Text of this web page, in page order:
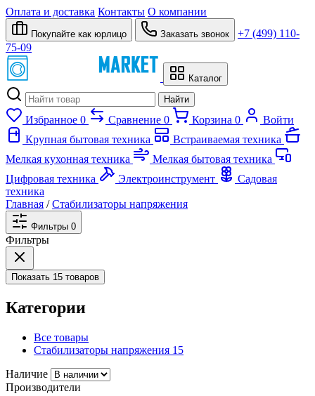
Оплата и доставка Контакты О компании
Покупайте как юрлицо Заказать звонок
+7 (499) 110-
75-09
Каталог
Найти
Избранное 0 Сравнение 0 Корзина 0
Войти
Крупная бытовая техника
Встраиваемая техника
Мелкая кухонная техника
Мелкая бытовая техника
Цифровая техника
Электроинструмент
Садовая
техника
Главная / Стабилизаторы напряжения
Фильтры 0
Фильтры
Показать 15 товаров
Категории
Все товары
Стабилизаторы напряжения 15
Наличие
Производители